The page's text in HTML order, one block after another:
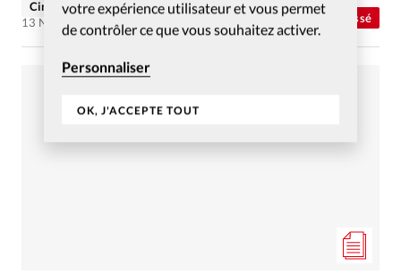
votre expérience utilisateur et vous permet
de contrôler ce que vous souhaitez activer.
Personnaliser
OK, J'ACCEPTE TOUT
Non classé
Cindy Gerber
13 Nov 2018
Abonnés